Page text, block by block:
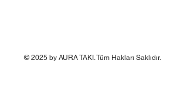
© 2025 by AURA TAKI. Tüm Hakları Saklıdır.